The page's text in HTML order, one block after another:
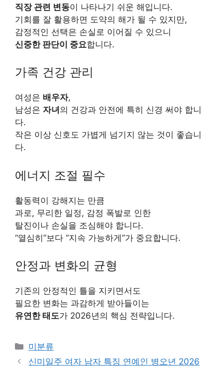
직장 관련 변동이 나타나기 쉬운 해입니다.
기회를 잘 활용하면 도약의 해가 될 수 있지만,
감정적인 선택은 손실로 이어질 수 있으니
신중한 판단이 중요합니다.
가족 건강 관리
여성은 배우자,
남성은 자녀 의 건강과 안전에 특히 신경 써야 합니
다.
작은 이상 신호도 가볍게 넘기지 않는 것이 좋습니
다.
에너지 조절 필수
활동력이 강해지는 만큼
과로, 무리한 일정, 감정 폭발로 인한
탈진이나 손실을 조심해야 합니다.
“열심히”보다 “지속 가능하게”가 중요합니다.
안정과 변화의 균형
기존의 안정적인 틀을 지키면서도
필요한 변화는 과감하게 받아들이는
유연한 태도가 2026년의 핵심 전략입니다.
Categories
미분류
신미일주 여자 남자 특징 연예인 병오년 2026